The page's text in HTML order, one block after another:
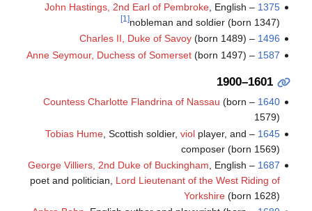
1375
–
John Hastings, 2nd Earl of Pembroke, English
nobleman and soldier (born 1347)
[1]
1496
–
Charles II, Duke of Savoy(born 1489)
1587
–
Anne Seymour, Duchess of Somerset(born 1497)
1601–1900
1640
–
Countess Charlotte Flandrina of Nassau (born
1579)
1645
–
Tobias Hume, Scottish soldier, violplayer, and
composer (born 1569)
1687
–
George Villiers, 2nd Duke of Buckingham , English
poet and politician, Lord Lieutenant of the West Riding of
Yorkshire(born 1628)